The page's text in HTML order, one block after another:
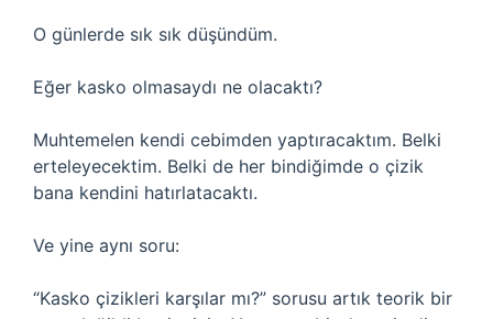
O günlerde sık sık düşündüm.
Eğer kasko olmasaydı ne olacaktı?
Muhtemelen kendi cebimden yaptıracaktım. Belki
erteleyecektim. Belki de her bindiğimde o çizik
bana kendini hatırlatacaktı.
Ve yine aynı soru:
“Kasko çizikleri karşılar mı?” sorusu artık teorik bir